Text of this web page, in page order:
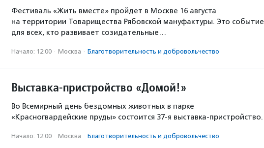
Фестиваль «Жить вместе» пройдет в Москве 16 августа
на территории Товарищества Рябовской мануфактуры. Это событие
для всех, кто развивает созидательные…
Начало: 12:00 · Москва · Благотвори­тель­ность и доброволь­чест­во
Выставка-пристройство «Домой!»
Во Всемирный день бездомных животных в парке
«Красногвардейские пруды» состоится 37-я выставка-пристройство.
Начало: 12:00 · Москва · Благотвори­тель­ность и доброволь­чест­во